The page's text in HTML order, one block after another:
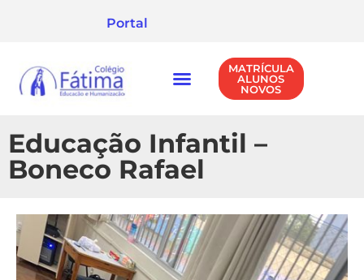
Portal
MATRÍCULA
ALUNOS
NOVOS
Educação Infantil –
Boneco Rafael